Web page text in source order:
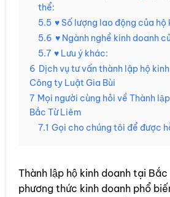
thể:
5.5 ♥ Số lượng lao động của hộ
5.6 ♥ Ngành nghề kinh doanh
5.7 ♥ Lưu ý khác:
6 Dịch vụ tư vấn thành lập hộ
Công ty Luật Gia Bùi
7 Mọi người cùng hỏi về Thành
Bắc Từ Liêm
7.1 Gọi cho chúng tôi để được
Thành lập hộ kinh doanh tại
phương thức kinh doanh phổ